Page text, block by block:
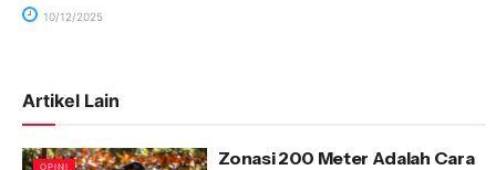
10/12/2025
Artikel Lain
OPINI
Zonasi 200 Meter Adalah Cara